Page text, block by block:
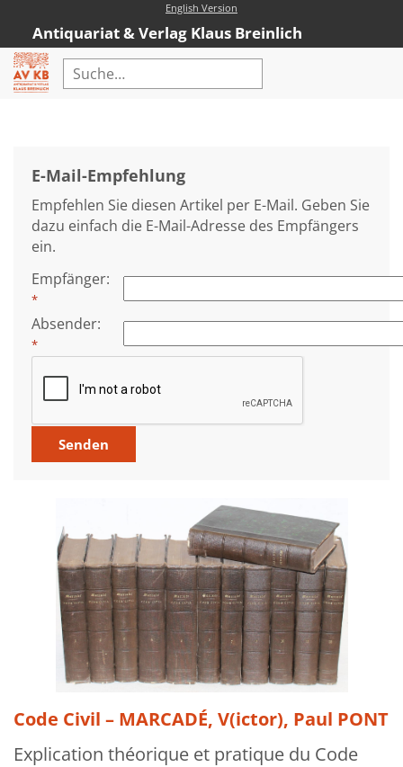
English Version
Antiquariat & Verlag Klaus Breinlich
Antiquariat
Kataloge
Neubücher
AVKB-Edition
AVKB-Edition Downloads
Buchempfehlungen
Neubuchsortiment
Über uns
Aktuelles
Buchbinderei und Restauration
Glossar und Bibliographien
Warenkorb
Kontakt
Newsletter
E-Mail-Empfehlung
Empfehlen Sie diesen Artikel per E-Mail. Geben Sie
dazu einfach die E-Mail-Adresse des Empfängers
ein.
Empfänger:
*
Absender:
*
Code Civil – MARCADÉ, V(ictor), Paul PONT
Explication théorique et pratique du Code